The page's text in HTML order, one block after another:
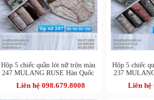
Hộp 5 chiếc quần lót nữ trộn màu
247 MULANG RUSE Hàn Quốc
Liên hệ 098.679.8008
Hộp 5 chiếc
237
Liên hệ